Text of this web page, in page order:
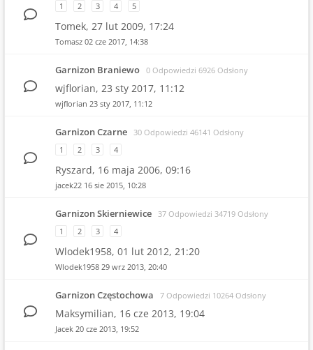
1
2 3 4 5
Tomek, 27 lut 2009, 17:24
Tomasz 02 cze 2017, 14:38
Garnizon Braniewo 0 Odpowiedzi 6926 Odsłony
wjflorian, 23 sty 2017, 11:12
wjflorian 23 sty 2017, 11:12
Garnizon Czarne 30 Odpowiedzi 46141 Odsłony
1
2 3 4
Ryszard, 16 maja 2006, 09:16
jacek22 16 sie 2015, 10:28
Garnizon Skierniewice 37 Odpowiedzi 34719 Odsłony
1
2 3 4
Wlodek1958, 01 lut 2012, 21:20
Wlodek1958 29 wrz 2013, 20:40
Garnizon Częstochowa 7 Odpowiedzi 10264 Odsłony
Maksymilian, 16 cze 2013, 19:04
Jacek 20 cze 2013, 19:52